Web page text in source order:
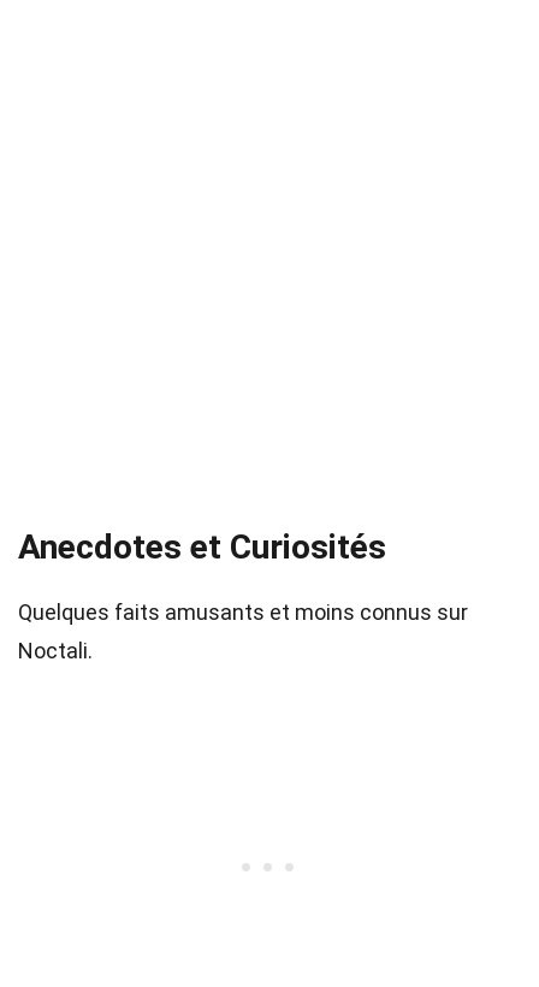
Anecdotes et Curiosités
Quelques faits amusants et moins connus sur
Noctali.